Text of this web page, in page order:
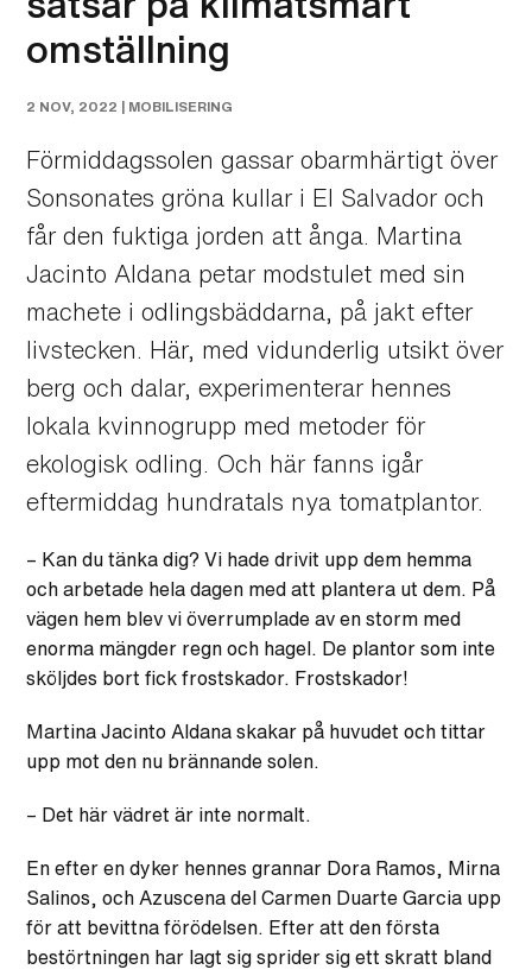
omställning
2 NOV, 2022 | MOBILISERING
Förmiddagssolen gassar obarmhärtigt över
Sonsonates gröna kullar i El Salvador och
får den fuktiga jorden att ånga. Martina
Jacinto Aldana petar modstulet med sin
machete i odlingsbäddarna, på jakt efter
livstecken. Här, med vidunderlig utsikt över
berg och dalar, experimenterar hennes
lokala kvinnogrupp med metoder för
ekologisk odling. Och här fanns igår
eftermiddag hundratals nya tomatplantor.
– Kan du tänka dig? Vi hade drivit upp dem hemma
och arbetade hela dagen med att plantera ut dem. På
vägen hem blev vi överrumplade av en storm med
enorma mängder regn och hagel. De plantor som inte
sköljdes bort fick frostskador. Frostskador!
Martina Jacinto Aldana skakar på huvudet och tittar
upp mot den nu brännande solen.
– Det här vädret är inte normalt.
En efter en dyker hennes grannar Dora Ramos, Mirna
Salinos, och Azuscena del Carmen Duarte Garcia upp
för att bevittna förödelsen. Efter att den första
bestörtningen har lagt sig sprider sig ett skratt bland